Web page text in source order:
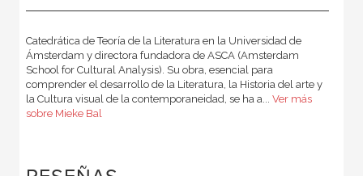
Catedrática de Teoría de la Literatura en la Universidad de
Ámsterdam y directora fundadora de ASCA (Amsterdam
School for Cultural Analysis). Su obra, esencial para
comprender el desarrollo de la Literatura, la Historia del arte y
la Cultura visual de la contemporaneidad, se ha a... Ver más
sobre Mieke Bal